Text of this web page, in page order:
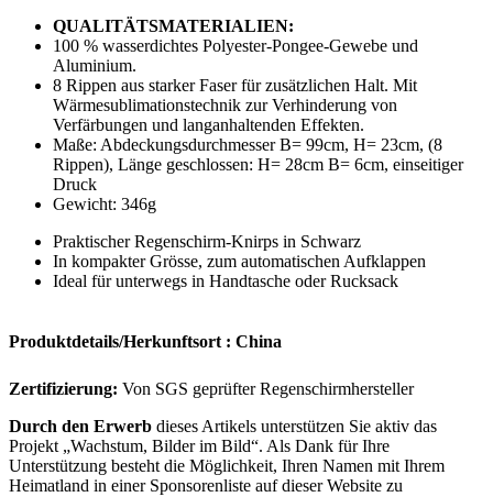
QUALITÄTSMATERIALIEN:
100 % wasserdichtes Polyester-Pongee-Gewebe und
Aluminium.
8 Rippen aus starker Faser für zusätzlichen Halt. Mit
Wärmesublimationstechnik zur Verhinderung von
Verfärbungen und langanhaltenden Effekten.
Maße: Abdeckungsdurchmesser B= 99cm, H= 23cm, (8
Rippen), Länge geschlossen: H= 28cm B= 6cm, einseitiger
Druck
Gewicht: 346g
Praktischer Regenschirm-Knirps in Schwarz
In kompakter Grösse, zum automatischen Aufklappen
Ideal für unterwegs in Handtasche oder Rucksack
Produktdetails/Herkunftsort : China
Zertifizierung: Von SGS geprüfter Regenschirmhersteller
Durch den Erwerb dieses Artikels unterstützen Sie aktiv das
Projekt „Wachstum, Bilder im Bild“. Als Dank für Ihre
Unterstützung besteht die Möglichkeit, Ihren Namen mit Ihrem
Heimatland in einer Sponsorenliste auf dieser Website zu